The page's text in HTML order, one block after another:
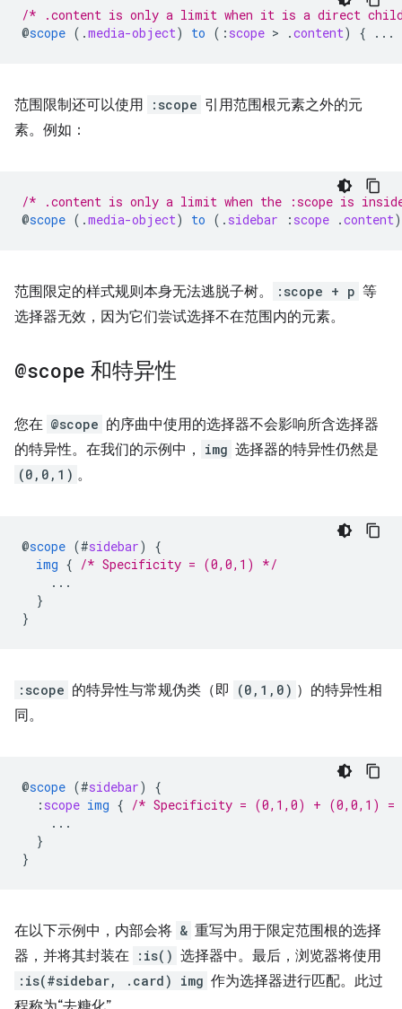
/* .content is only a limit when it is a direct
@scope ( .media-object) to ( : scope > .content) { ...
范围限制还可以使用 :scope 引用范围根元素之外的元
素。例如：
/* .content is only a limit when the :scope is
@scope ( .media-object) to ( . sidebar : scope .content)
范围限定的样式规则本身无法逃脱子树。 :scope + p 等
选择器无效，因为它们尝试选择不在范围内的元素。
@scope 和特异性
您在 @scope 的序曲中使用的选择器不会影响所含选择器
的特异性。在我们的示例中，
img 选择器的特异性仍然是
(0,0,1) 。
@scope (#sidebar)
{
img { /* Specificity = (0,0,1) */
...
}
}
:scope 的特异性与常规伪类（即 (0,1,0) ）的特异性相
同。
@scope (#sidebar)
{
: scope img { /* Specificity = (0,1,0) + (0,0,1)
...
}
}
在以下示例中，内部会将 & 重写为用于限定范围根的选择
器，并将其封装在 :is() 选择器中。最后，浏览器将使用
:is(#sidebar, .card) img 作为选择器进行匹配。此过